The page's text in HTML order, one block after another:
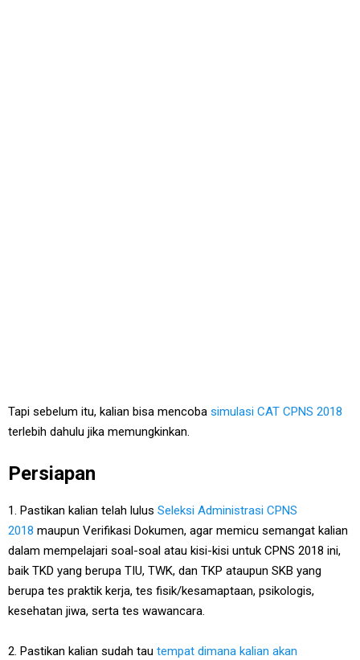
Tapi sebelum itu, kalian bisa mencoba simulasi CAT CPNS 2018
terlebih dahulu jika memungkinkan.
Persiapan
1. Pastikan kalian telah lulus Seleksi Administrasi CPNS
2018 maupun Verifikasi Dokumen, agar memicu semangat kalian
dalam mempelajari soal-soal atau kisi-kisi untuk CPNS 2018 ini,
baik TKD yang berupa TIU, TWK, dan TKP ataupun SKB yang
berupa tes praktik kerja, tes fisik/kesamaptaan, psikologis,
kesehatan jiwa, serta tes wawancara.
2. Pastikan kalian sudah tau tempat dimana kalian akan